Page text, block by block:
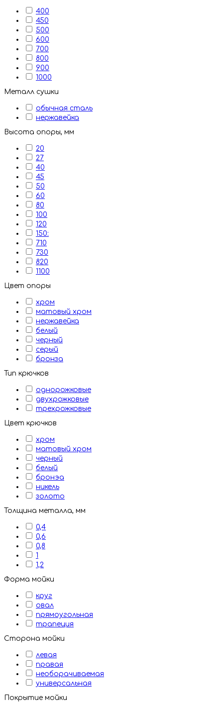
400
450
500
600
700
800
900
1000
Металл сушки
обычная сталь
нержавейка
Высота опоры, мм
20
27
40
45
50
60
80
100
120
150:
710
730
820
1100
Цвет опоры
хром
матовый хром
нержавейка
белый
черный
серый
бронза
Тип крючков
однорожковые
двухрожковые
трехрожковые
Цвет крючков
хром
матовый хром
черный
белый
бронэа
никель
золото
Толщина металла, мм
0,4
0,6
0,8
1
1,2
Форма мойки
круг
овал
прямоугольная
трапеция
Сторона мойки
левая
правая
необорачиваемая
универсальная
Покрытие мойки